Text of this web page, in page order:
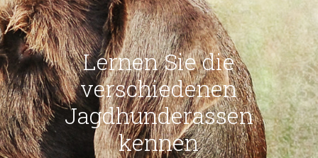
Lernen Sie die
verschiedenen
Jagdhunderassen
kennen